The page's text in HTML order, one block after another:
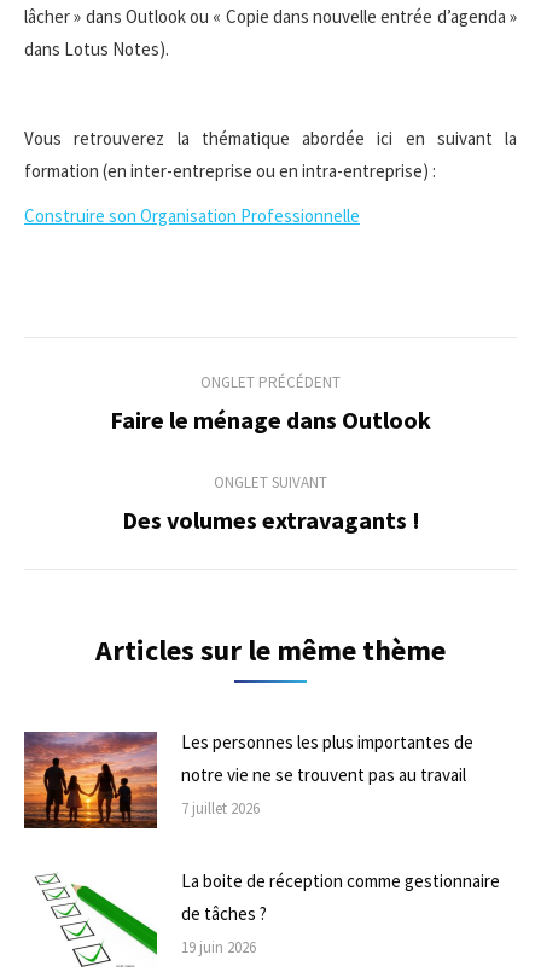
lâcher » dans Outlook ou « Copie dans nouvelle entrée d’agenda »
dans Lotus Notes).
Vous retrouverez la thématique abordée ici en suivant la
formation (en inter-entreprise ou en intra-entreprise) :
Construire son Organisation Professionnelle
commentaire
ONGLET PRÉCÉDENT
Onglet
Faire le ménage dans Outlook
ONGLET SUIVANT
Onglet
Des volumes extravagants !
Articles sur le même thème
Les personnes les plus importantes de
notre vie ne se trouvent pas au travail
7 juillet 2026
La boite de réception comme gestionnaire
de tâches ?
19 juin 2026